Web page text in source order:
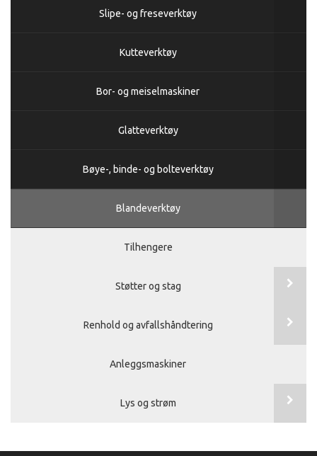
Slipe- og freseverktøy
Kutteverktøy
Bor- og meiselmaskiner
Glatteverktøy
Bøye-, binde- og bolteverktøy
Blandeverktøy
Tilhengere
Støtter og stag
Renhold og avfallshåndtering
Anleggsmaskiner
Lys og strøm